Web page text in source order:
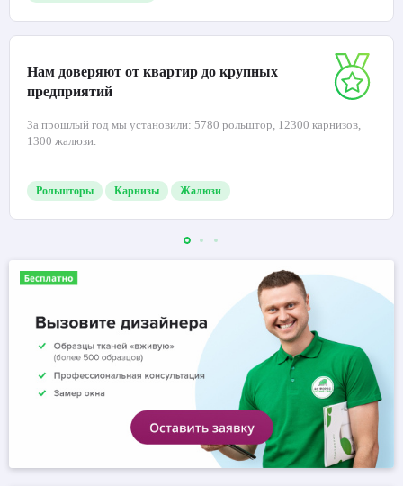
Нам доверяют от квартир до крупных
предприятий
За прошлый год мы установили: 5780 рольштор, 12300 карнизов,
1300 жалюзи.
Рольшторы Карнизы Жалюзи